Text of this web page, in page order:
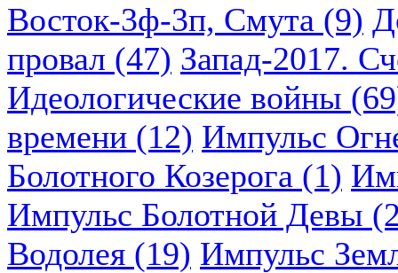
Восток-3ф-3п, Смута (9)
провал (47) Запад-2017.
Идеологические войны
времени (12) Импульс
Болотного Козерога (1)
Импульс Болотной Девы
Водолея (19) Импульс